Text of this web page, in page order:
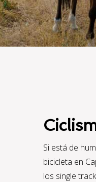
Si está de
bicicleta en
los single